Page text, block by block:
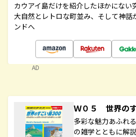
カウアイ島だけを紹介したほかにない
大自然とレトロな町並み、そして神話
ンドへ
AD
Ｗ０５ 世界の
多彩な魅力あふれ
の雑学とともに解説